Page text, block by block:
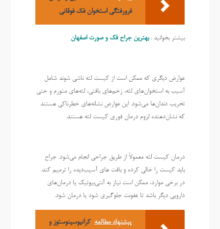
فرورفتگی استخوان فک فوقانی
بیشتر بخوانید :بهترین جراح فک و صورت اصفهان
عوارض دیگری که ممکن است از کیست لثه ناشی شوند شامل
آسیب به استخوان‌های لثه، زخم‌های بافتی، لثه‌های متورم‌ و حتی
تخریب دندان‌ها می‌شود. این عوارض نشانه‌های خطرناکی هستند
که نشان‌دهنده لزوم درمان فوری کیست لثه هستند.
درمان کیست لثه معمولاً از طریق جراحی انجام می‌شود. جراح
باید کیست را خالی کرده و بافت‌ های آسیب‌دیده را ترمیم کند.
در برخی موارد، ممکن است نیاز به آنتی‌بیوتیک یا درمان‌های
دارویی دیگر باشد تا عفونت جلوگیری شود یا درمان شود.
پیشنهاد مطالعه کرانیوسینوستوز و